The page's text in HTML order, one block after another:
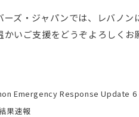
ーズ・ジャパンでは、レバノン
いご支援をどうぞよろしくお
Emergency Response Update
果速報